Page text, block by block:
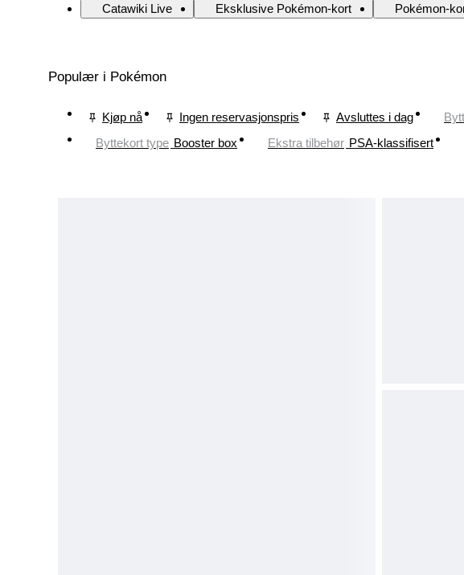
Catawiki Live Eksklusive Pokémon-kort Pokémon-
Populær i Pokémon
Kjøp nå Ingen reservasjonspris Avsluttes i dag
Byttekort type Booster box Ekstra tilbehør PSA-klassifisert